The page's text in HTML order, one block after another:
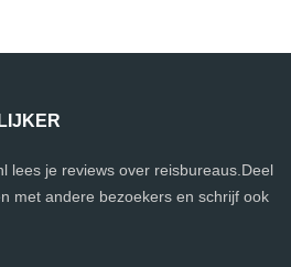
lees je reviews over reisbureaus.Deel
met andere bezoekers en schrijf ook